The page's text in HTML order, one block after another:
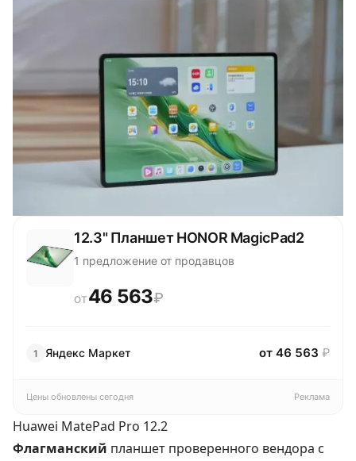
12.3" Планшет HONOR MagicPad2
1 предложение от продавцов
ОТ 46 563₽
1 Яндекс Маркет от 46 563 ₽
Цены обновлены сегодня Реклама
Huawei MatePad Pro 12.2
Флагманский планшет проверенного вендора с